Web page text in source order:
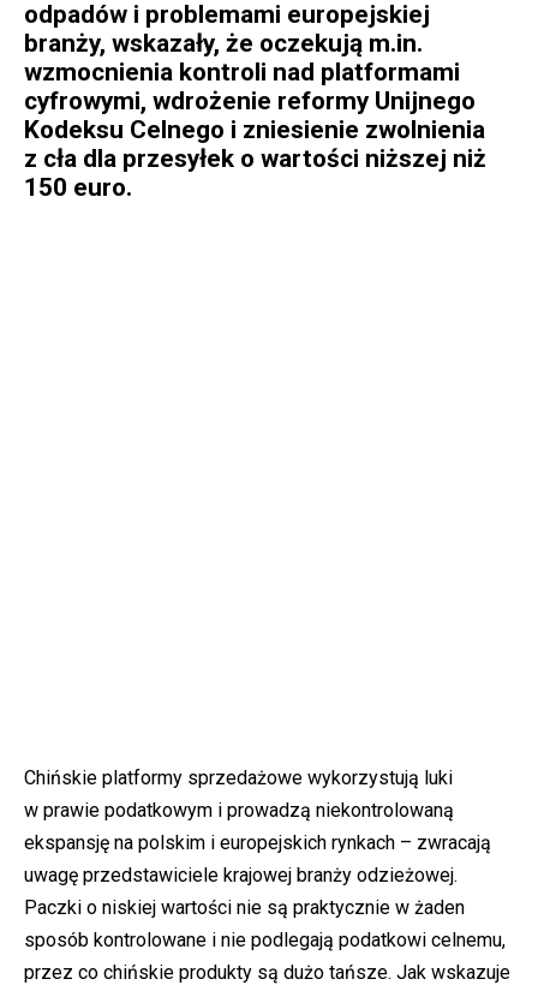
odpadów i problemami europejskiej
branży, wskazały, że oczekują m.in.
wzmocnienia kontroli nad platformami
cyfrowymi, wdrożenie reformy Unijnego
Kodeksu Celnego i zniesienie zwolnienia
z cła dla przesyłek o wartości niższej niż
150 euro.
Chińskie platformy sprzedażowe wykorzystują luki
w prawie podatkowym i prowadzą niekontrolowaną
ekspansję na polskim i europejskich rynkach – zwracają
uwagę przedstawiciele krajowej branży odzieżowej.
Paczki o niskiej wartości nie są praktycznie w żaden
sposób kontrolowane i nie podlegają podatkowi celnemu,
przez co chińskie produkty są dużo tańsze. Jak wskazuje